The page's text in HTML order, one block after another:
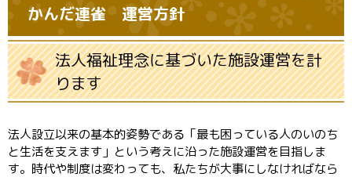
かんだ連雀 運営方針
法人福祉理念に基づいた施設運営を計
ります
法人設立以来の基本的姿勢である「最も困っている人のいのち
と生活を支えます」という考えに沿った施設運営を目指しま
す。時代や制度は変わっても、私たちが大事にしなければなら